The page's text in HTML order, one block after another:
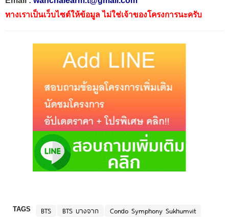
ทางเราเป็นเว็บไซต์ให้ข้อมูล ไม่ใช่เจ้าของโครงการนะครับ
TAGS BTS BTS บางจาก
Condo Symphony Sukhumvit